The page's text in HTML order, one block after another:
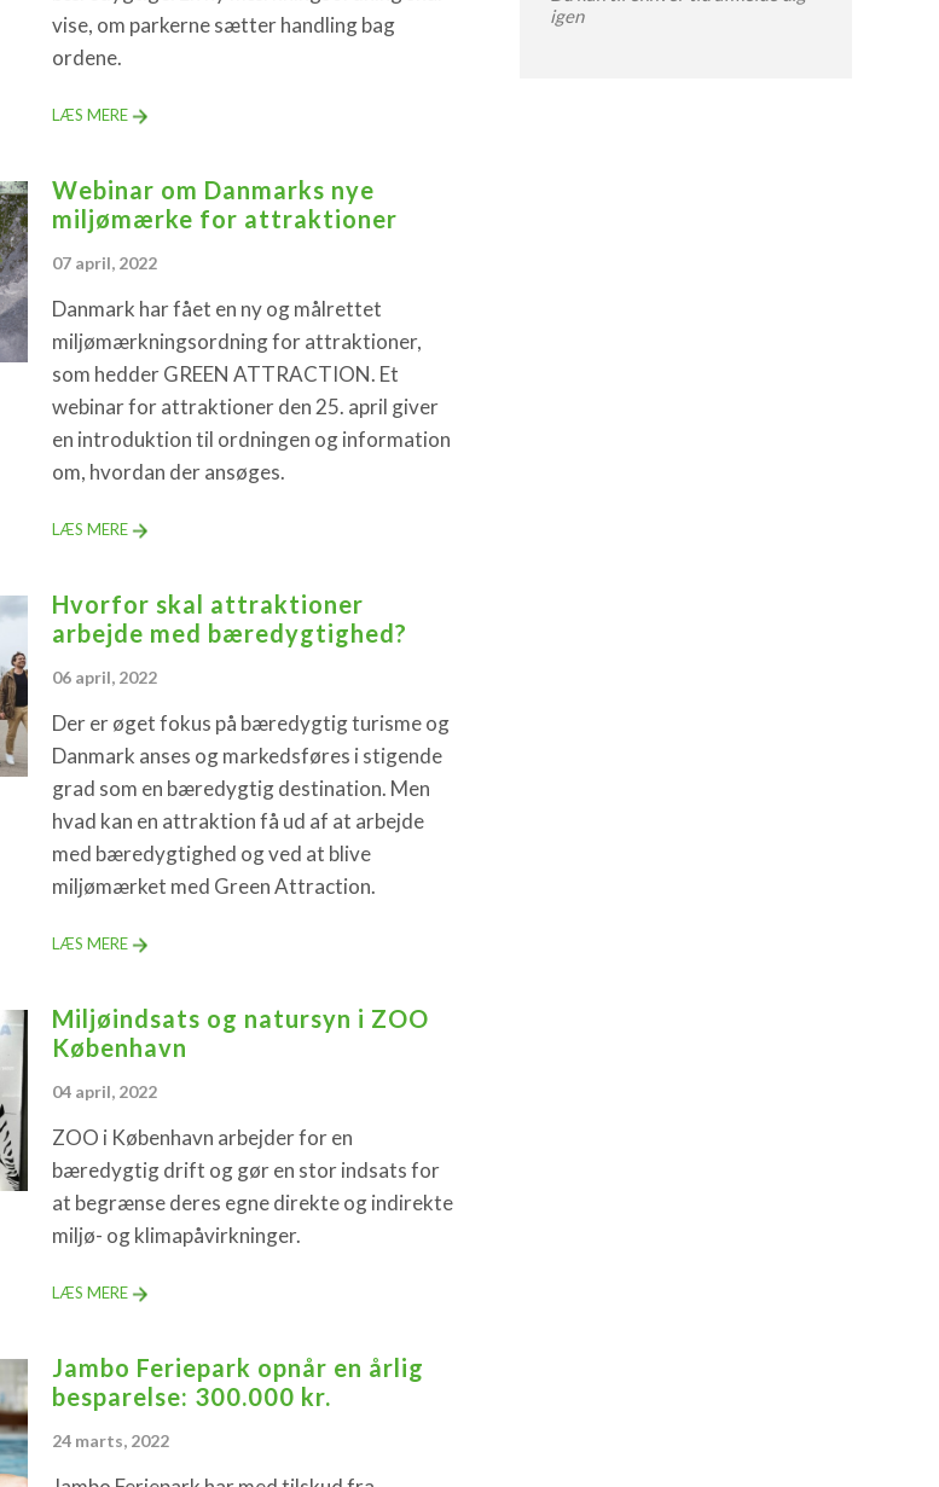
vise, om parkerne sætter handling bag
ordene.
LÆS MERE
Webinar om Danmarks nye
miljømærke for attraktioner
07 april, 2022
Danmark har fået en ny og målrettet
miljømærkningsordning for attraktioner,
som hedder GREEN ATTRACTION. Et
webinar for attraktioner den 25. april giver
en introduktion til ordningen og information
om, hvordan der ansøges.
LÆS MERE
Hvorfor skal attraktioner
arbejde med bæredygtighed?
06 april, 2022
Der er øget fokus på bæredygtig turisme og
Danmark anses og markedsføres i stigende
grad som en bæredygtig destination. Men
hvad kan en attraktion få ud af at arbejde
med bæredygtighed og ved at blive
miljømærket med Green Attraction.
LÆS MERE
Miljøindsats og natursyn i ZOO
København
04 april, 2022
ZOO i København arbejder for en
bæredygtig drift og gør en stor indsats for
at begrænse deres egne direkte og indirekte
miljø- og klimapåvirkninger.
LÆS MERE
Jambo Feriepark opnår en årlig
besparelse: 300.000 kr.
24 marts, 2022
igen